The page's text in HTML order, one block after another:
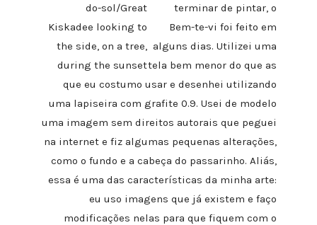
terminar de pintar, o
Bem-te-vi foi feito em
alguns dias. Utilizei uma
tela bem menor do que as
que eu costumo usar e desenhei utilizando
uma lapiseira com grafite 0.9. Usei de modelo
uma imagem sem direitos autorais que peguei
na internet e fiz algumas pequenas alterações,
como o fundo e a cabeça do passarinho. Aliás,
essa é uma das características da minha arte:
eu uso imagens que já existem e faço
modificações nelas para que fiquem com o